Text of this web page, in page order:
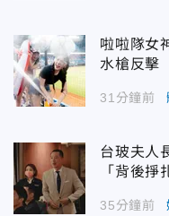
啦啦隊女
水槍反擊
31分鐘前
台玻夫人
「背後掙
35分鐘前